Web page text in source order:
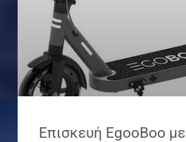
Επισκευή EgooBoo